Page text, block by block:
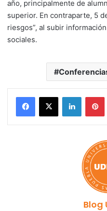
año, principalmente de
superior. En contraparte, 5
riesgos”, al subir
sociales.
LinkedIn
Blog